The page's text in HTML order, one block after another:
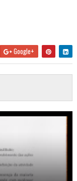
Google+